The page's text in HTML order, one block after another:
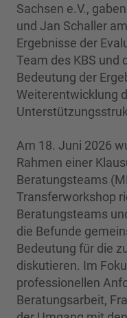
Sachsen e.V., gaben
und Jan Schaller
Ergebnisse der
Team des KBS und
Bedeutung der
Weiterentwicklung
Am 18. Juni 2026
Rahmen einer
Beratungsteams
Transferworkshop
Beratungsteams
die Befunde
Bedeutung für die
diskutieren. Im
professionellen
Beratungsarbeit,